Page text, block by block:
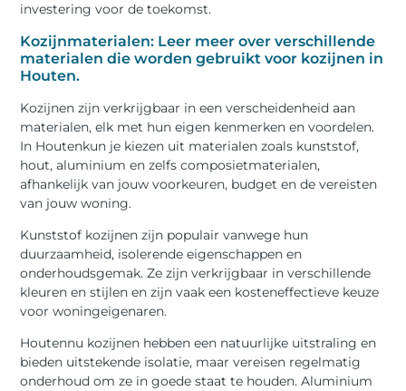
investering voor de toekomst.
Kozijnmaterialen: Leer meer over verschillende
materialen die worden gebruikt voor kozijnen in
Houten.
Kozijnen zijn verkrijgbaar in een verscheidenheid aan
materialen, elk met hun eigen kenmerken en voordelen.
In Houtenkun je kiezen uit materialen zoals kunststof,
hout, aluminium en zelfs composietmaterialen,
afhankelijk van jouw voorkeuren, budget en de vereisten
van jouw woning.
Kunststof kozijnen zijn populair vanwege hun
duurzaamheid, isolerende eigenschappen en
onderhoudsgemak. Ze zijn verkrijgbaar in verschillende
kleuren en stijlen en zijn vaak een kosteneffectieve keuze
voor woningeigenaren.
Houtennu kozijnen hebben een natuurlijke uitstraling en
bieden uitstekende isolatie, maar vereisen regelmatig
onderhoud om ze in goede staat te houden. Aluminium